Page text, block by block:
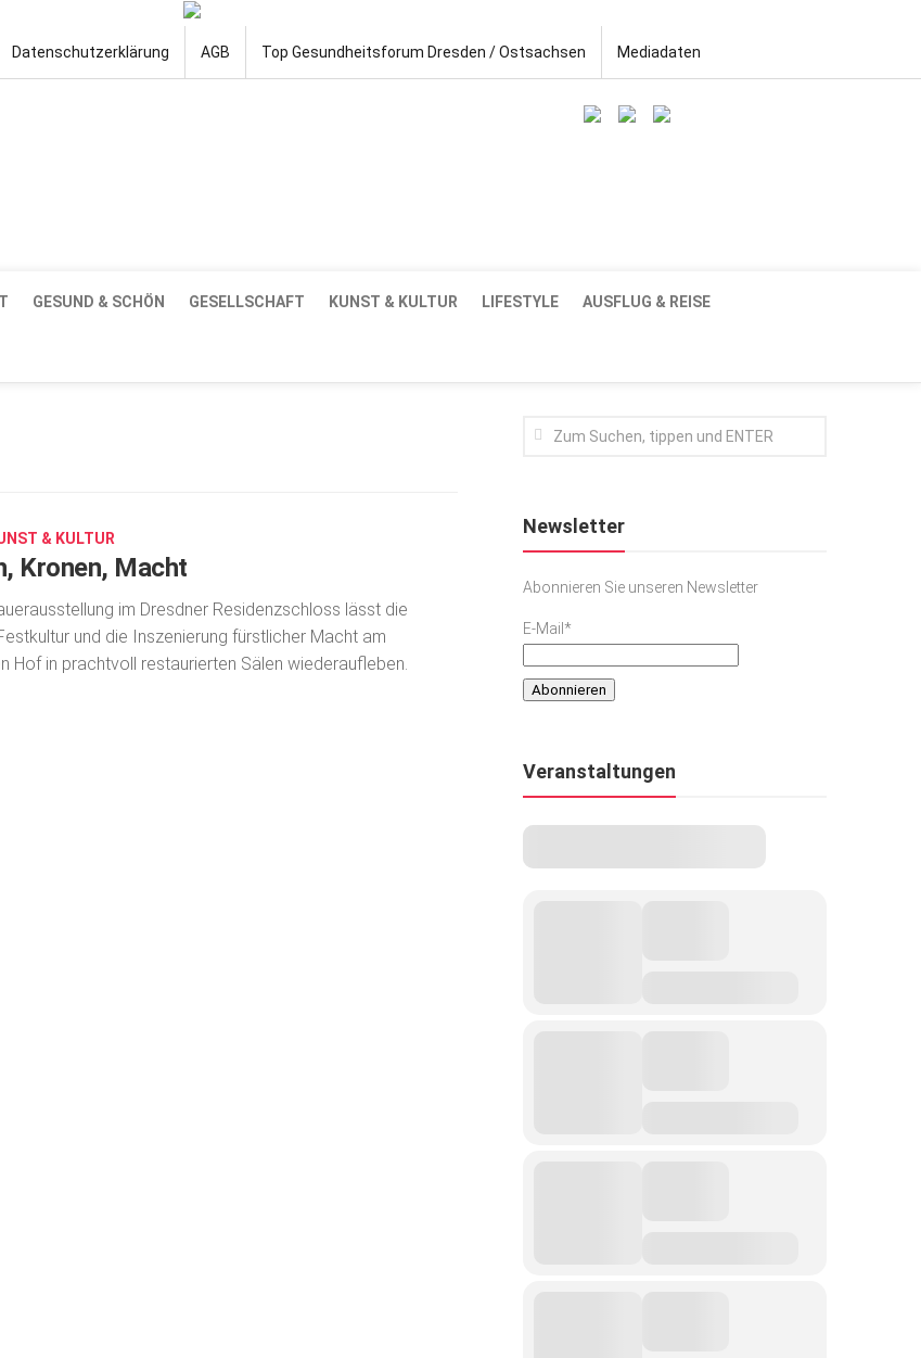
Datenschutzerklärung AGB Top Gesundheitsforum Dresden / Ostsachsen Mediadaten
GESUND & SCHÖN GESELLSCHAFT KUNST & KULTUR LIFESTYLE AUSFLUG & REISE
& KULTUR
Kronen, Macht
im Dresdner Residenzschloss lässt die
und die Insze­nierung fürstlicher Macht am
Hof in prachtvoll restaurierten Sälen wiederaufleben.
Newsletter
Abonnieren Sie unseren Newsletter
E-Mail*
Veranstaltungen